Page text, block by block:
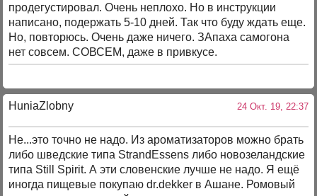
продегустировал. Очень неплохо. Но в инструкции
написано, подержать 5-10 дней. Так что буду ждать еще.
Но, повторюсь. Очень даже ничего. ЗАпаха самогона
нет совсем. СОВСЕМ, даже в привкусе.
HuniaZlobny 24 Окт. 19, 22:37
Не...это точно не надо. Из ароматизаторов можно брать
либо шведские типа StrandEssens либо новозеландские
типа Still Spirit. А эти словенские лучше не надо. Я ещё
иногда пищевые покупаю dr.dekker в Ашане. Ромовый